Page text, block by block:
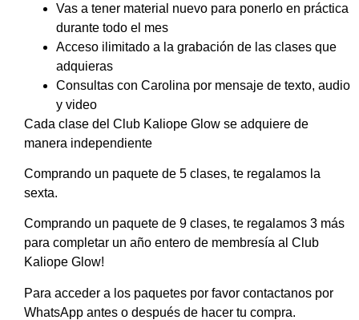
Vas a tener material nuevo para ponerlo en práctica
durante todo el mes
Acceso ilimitado a la grabación de las clases que
adquieras
Consultas con Carolina por mensaje de texto, audio
y video
Cada clase del Club Kaliope Glow se adquiere de
manera independiente
Comprando un paquete de 5 clases, te regalamos la
sexta.
Comprando un paquete de 9 clases, te regalamos 3 más
para completar un año entero de membresía al Club
Kaliope Glow!
Para acceder a los paquetes por favor contactanos por
WhatsApp antes o después de hacer tu compra.